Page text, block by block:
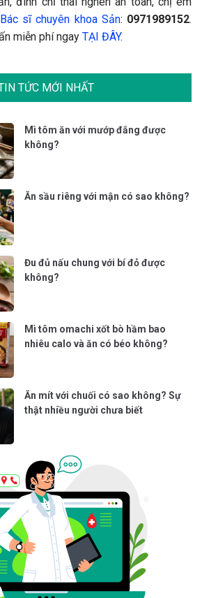
Bác sĩ chuyên khoa Sản: 0971989152.
miễn phí ngay TẠI ĐÂY.
TỨC MỚI NHẤT
Mì tôm ăn với mướp đắng được
không?
Ăn sầu riêng với mận có sao không?
Đu đủ nấu chung với bí đỏ được
không?
Mì tôm omachi xốt bò hầm bao
nhiêu calo và ăn có béo không?
Ăn mít với chuối có sao không? Sự
thật nhiều người chưa biết